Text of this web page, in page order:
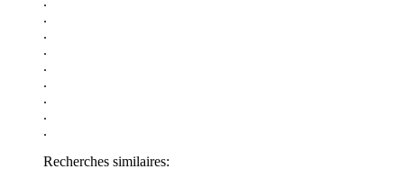
.
.
.
.
.
.
.
.
Recherches similaires: